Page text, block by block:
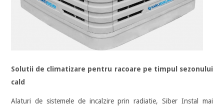
Solutii de climatizare pentru racoare pe timpul sezonului
cald
Alaturi de sistemele de incalzire prin radiatie, Siber Instal mai